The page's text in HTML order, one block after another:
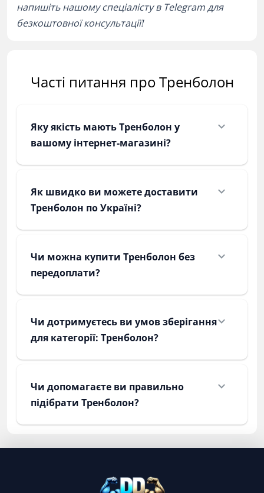
напишіть нашому спеціалісту в Telegram для
безкоштовної консультації!
Часті питання про Тренболон
Яку якість мають Тренболон у
вашому інтернет-магазині?
Як швидко ви можете доставити
Тренболон по Україні?
Чи можна купити Тренболон без
передоплати?
Чи дотримуєтесь ви умов зберігання
для категорії: Тренболон?
Чи допомагаєте ви правильно
підібрати Тренболон?